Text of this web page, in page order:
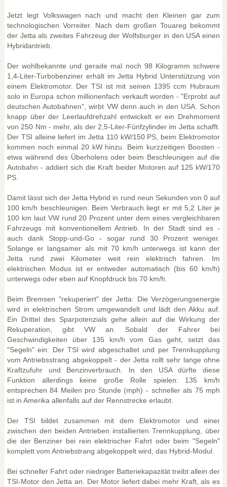
Jetzt legt Volkswagen nach und macht den Kleinen gar zum
technologischen Vorreiter. Nach dem großen Touareg bekommt
der Jetta als zweites Fahrzeug der Wolfsburger in den USA einen
Hybridantrieb.
Der wohlbekannte und gerade mal noch 98 Kilogramm schwere
1,4-Liter-Turbobenziner erhält im Jetta Hybrid Unterstützung von
einem Elektromotor. Der TSI ist mit seinen 1395 ccm Hubraum
solo in Europa schon millionenfach verkauft worden - "Erprobt auf
deutschen Autobahnen", wirbt VW denn auch in den USA. Schon
knapp über der Leerlaufdrehzahl entwickelt er ein Drehmoment
von 250 Nm - mehr, als der 2,5-Liter-Fünfzylinder im Jetta schafft.
Der TSI alleine liefert im Jetta 110 kW/150 PS, beim Elektromotor
kommen noch einmal 20 kW hinzu. Beim kurzzeitigen Boosten -
etwa während des Überholens oder beim Beschleunigen auf die
Autobahn - addiert sich die Kraft beider Motoren auf 125 kW/170
PS.
Damit lässt sich der Jetta Hybrid in rund neun Sekunden von 0 auf
100 km/h beschleunigen. Beim Verbrauch liegt er mit 5,2 Liter je
100 km laut VW rund 20 Prozent unter dem eines vergleichbaren
Fahrzeugs mit konventionellem Antrieb. In der Stadt sind es -
auch dank Stopp-und-Go - sogar rund 30 Prozent weniger.
Solange er langsamer als mit 70 km/h unterwegs ist kann der
Jetta rund zwei Kilometer weit rein elektrisch fahren. Im
elektrischen Modus ist er entweder automatisch (bis 60 km/h)
unterwegs oder eben auf Knopfdruck bis 70 km/h.
Beim Bremsen "rekuperiert" der Jetta: Die Verzögerungsenergie
wird in elektrischen Strom umgewandelt und lädt den Akku auf.
Ein Drittel des Sparpotenzials gehe allein auf die Wirkung der
Rekuperation, gibt VW an. Sobald der Fahrer bei
Geschwindigkeiten über 135 km/h vom Gas geht, setzt das
"Segeln" ein: Der TSI wird abgeschaltet und per Trennkupplung
vom Antriebsstrang abgekoppelt - der Jetta rollt sehr lange ohne
Kraftzufuhr und Benzinverbrauch. In den USA dürfte diese
Funktion allerdings keine große Rolle spielen: 135 km/h
entsprechen 84 Meilen pro Stunde (mph) - schneller als 75 mph
ist in Amerika allenfalls auf der Rennstrecke erlaubt.
Der TSI bildet zusammen mit dem Elektromotor und einer
zwischen den beiden Antrieben installierten Trennkupplung, über
die der Benziner bei rein elektrischer Fahrt oder beim "Segeln"
komplett vom Antriebstrang abgekoppelt wird, das Hybrid-Modul.
Bei schneller Fahrt oder niedriger Batteriekapazität treibt allein der
TSI-Motor den Jetta an. Der Motor liefert dabei mehr Kraft, als es